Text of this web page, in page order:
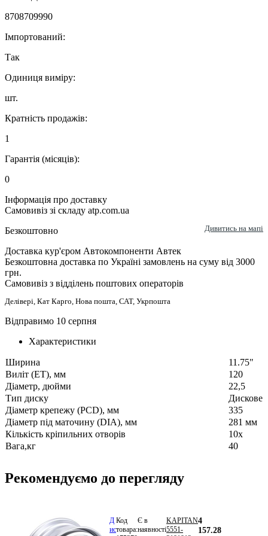
8708709990
Імпортований:
Так
Одиниця виміру:
шт.
Кратність продажів:
1
Гарантія (місяців):
0
Інформація про доставку
Самовивіз зі складу atp.com.ua
Безкоштовно
Дивитись на мапі
Доставка кур'єром Автокомпоненти Автек
Безкоштовна доставка по Україні замовлень на суму від 3000
грн.
Самовивіз з відділень поштових операторів
Делівері, Кат Карго, Нова пошта, САТ, Укрпошта
Відправимо 10 серпня
Характеристики
Ширина
11.75"
Виліт (ET), мм
120
Діаметр, дюйми
22,5
Тип диску
Дискове
Діаметр крепежу (PCD), мм
335
Діаметр під маточину (DIA), мм
281 мм
Кількість кріпильних отворів
10х
Вага,кг
40
Рекомендуємо до перегляду
Д
ис
Код
товара:
Є в
наявності
KAPITAN
5551-
4
157.28